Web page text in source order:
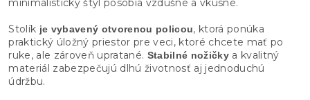
minimalistický štýl pôsobia vzdušne a vkusne.
Stolík je vybavený otvorenou policou, ktorá ponúka
praktický úložný priestor pre veci, ktoré chcete mať po
ruke, ale zároveň upratané. Stabilné nožičkya kvalitný
materiál zabezpečujú dlhú životnosť aj jednoduchú
údržbu.